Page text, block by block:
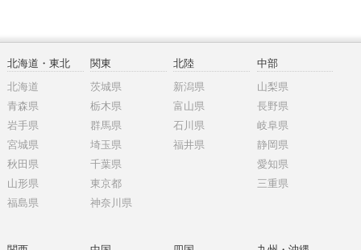
北海道・東北
北海道
青森県
岩手県
宮城県
秋田県
山形県
福島県
関東
茨城県
栃木県
群馬県
埼玉県
千葉県
東京都
神奈川県
北陸
新潟県
富山県
石川県
福井県
中部
山梨県
長野県
岐阜県
静岡県
愛知県
三重県